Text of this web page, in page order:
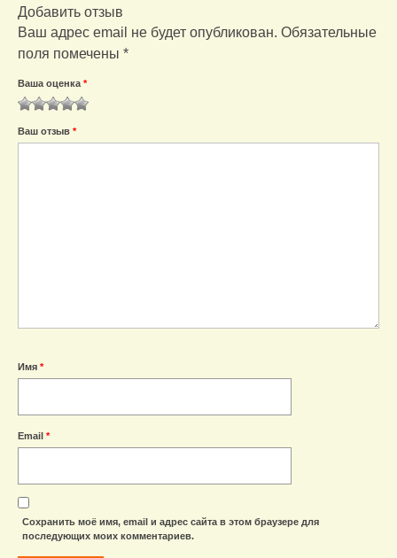
Добавить отзыв
Ваш адрес email не будет опубликован. Обязательные
поля помечены *
Ваша оценка *
Ваш отзыв *
Имя *
Email *
Сохранить моё имя, email и адрес сайта в этом браузере для
последующих моих комментариев.